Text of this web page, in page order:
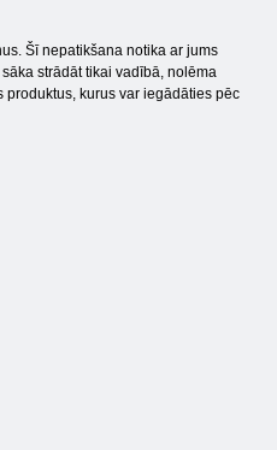
Šī nepatikšana notika ar jums
strādāt tikai vadībā, nolēma
kurus var iegādāties pēc